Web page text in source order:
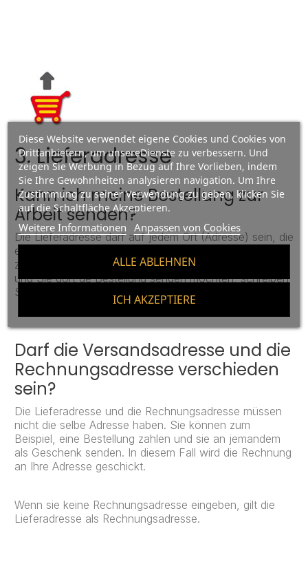
Diese Website verwendet eigene Cookies und Cookies von
Drittanbietern, um unsereDienste zu verbessern. Und
zeigen Sie Werbung in Bezug auf Ihre Vorlieben, indem
Sie Ihre Gewohnheiten analysieren navigation. Um Ihre
Zustimmung zu seiner Verwendung zu geben, klicken Sie
auf die Schaltfläche Akzeptieren.
Weitere Informationen Anpassen von Cookies
ALLE ABLEHNEN
ICH AKZEPTIERE
3. Lieferadresse
Kann ich meine Bestellung zur
Arbeit senden?
Die Lieferadresse darf auf jedem Ort (Adresse) sein, die
einzige Bedingung ist das es ein Physischer Ort der
zugänglich sein muss. Falls Sie in einem Hotel bleiben
und Sie dort de Bestellung senden möchten, schreiben
Sie uns eine Note zusammen mit der Absendung.
Darf die Versandsadresse und die
Rechnungsadresse verschieden
sein?
Die Lieferadresse und die Rechnungsadresse müssen
nicht die selbe Adresse haben. Sie können zum
Beispiel, eine Bestellung zahlen und sie an jemandem
als Geschenk senden. In diesem Fall wird die Rechnung
an Ihre Adresse geschickt.
Wenn sie keine Rechnungsadresse eingeben, gilt die
Lieferadresse als Rechnungsadresse.